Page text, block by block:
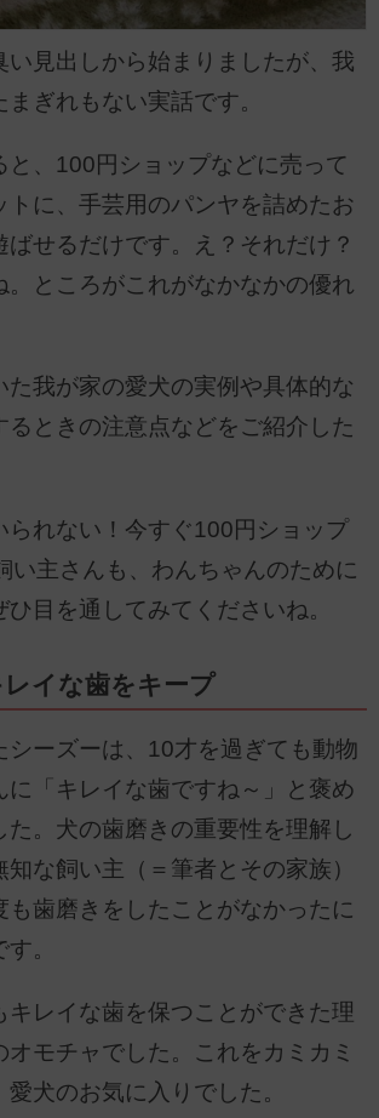
い見出しから始まりましたが、我
ぎれもない実話です。
と、100円ショップなどに売って
トに、手芸用のパンヤを詰めたお
ばせるだけです。え？それだけ？
。ところがこれがなかなかの優れ
た我が家の愛犬の実例や具体的な
るときの注意点などをご紹介した
られない！今すぐ100円ショップ
い主さんも、わんちゃんのために
目を通してみてくださいね。
イな歯をキープ
シーズーは、10才を過ぎても動物
に「キレイな歯ですね～」と褒め
た。犬の歯磨きの重要性を理解し
な飼い主（＝筆者とその家族）
も歯磨きをしたことがなかったに
。
キレイな歯を保つことができた理
オモチャでした。これをカミカミ
愛犬のお気に入りでした。